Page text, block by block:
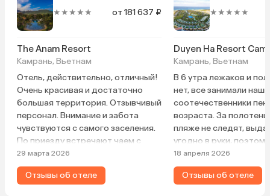
★★★★★ от 181 637 ₽
The Anam Resort
Камрань, Вьетнам
Отель, действительно, отличный!
Очень красивая и достаточно
большая территория. Отзывчивый
персонал. Внимание и забота
чувствуются с самого заселения.
По приезду встречают чаем с
печеньем. Также в номер кладут
шоколадки на палочках. А каждый
вечер приносят еще маленькие
29 марта 2026
Отзывы об отеле
★★★★★
Duyen Ha Resort Cam
Камрань, Вьетнам
В 6 утра лежаков и
нет, все занимали наши
соотечественники
возраста. За
пляже не следят,
угодно в руки,
катастрофически не
лежаками ситуация
ужины вкусные
18 апреля 2026
Отзывы об отеле